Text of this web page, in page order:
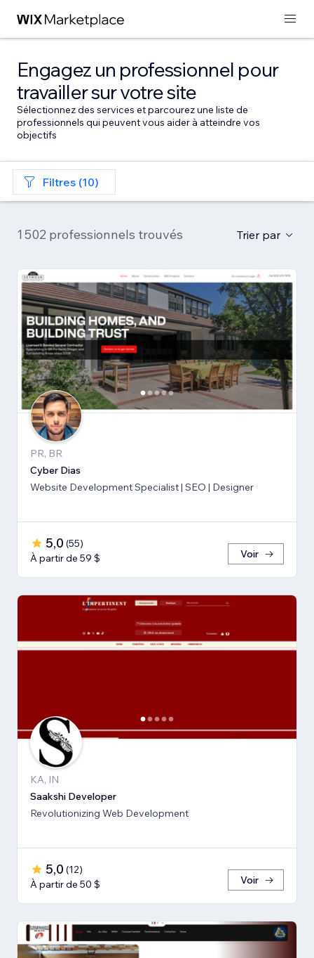
Engagez un professionnel pour
travailler sur votre site
Sélectionnez des services et parcourez une liste de
professionnels qui peuvent vous aider à atteindre vos
objectifs
Filtres (10)
1 502 professionnels trouvés Trier par
PR, BR
Cyber Dias
Website Development Specialist | SEO | Designer
5,0 (55)
À partir de 59 $
Voir
KA, IN
Saakshi Developer
Revolutionizing Web Development
5,0 (12)
À partir de 50 $
Voir